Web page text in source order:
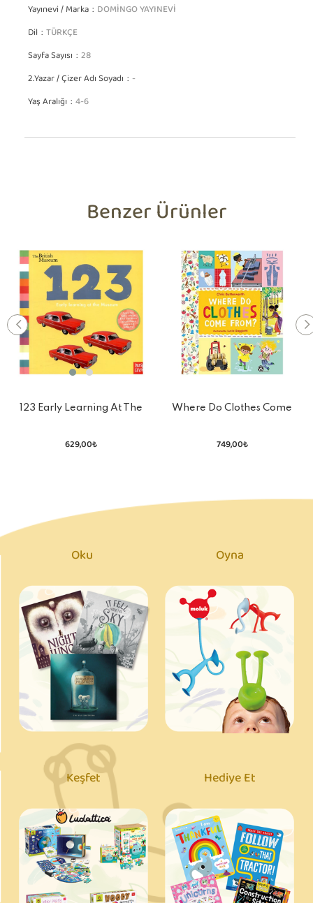
Yayınevi / Marka DOMİNGO YAYINEVİ
Dil TÜRKÇE
Sayfa Sayısı 28
2.Yazar / Çizer Adı Soyadı -
Yaş Aralığı 4-6
Benzer Ürünler
123 Early Learning At The
629,00₺
Where Do Clothes Come
749,00₺
Oku Oyna
Keşfet Hediye Et